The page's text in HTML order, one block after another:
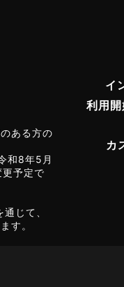
ある方の
和8年5月
予定で
じて、
す。
イ
利用
カ